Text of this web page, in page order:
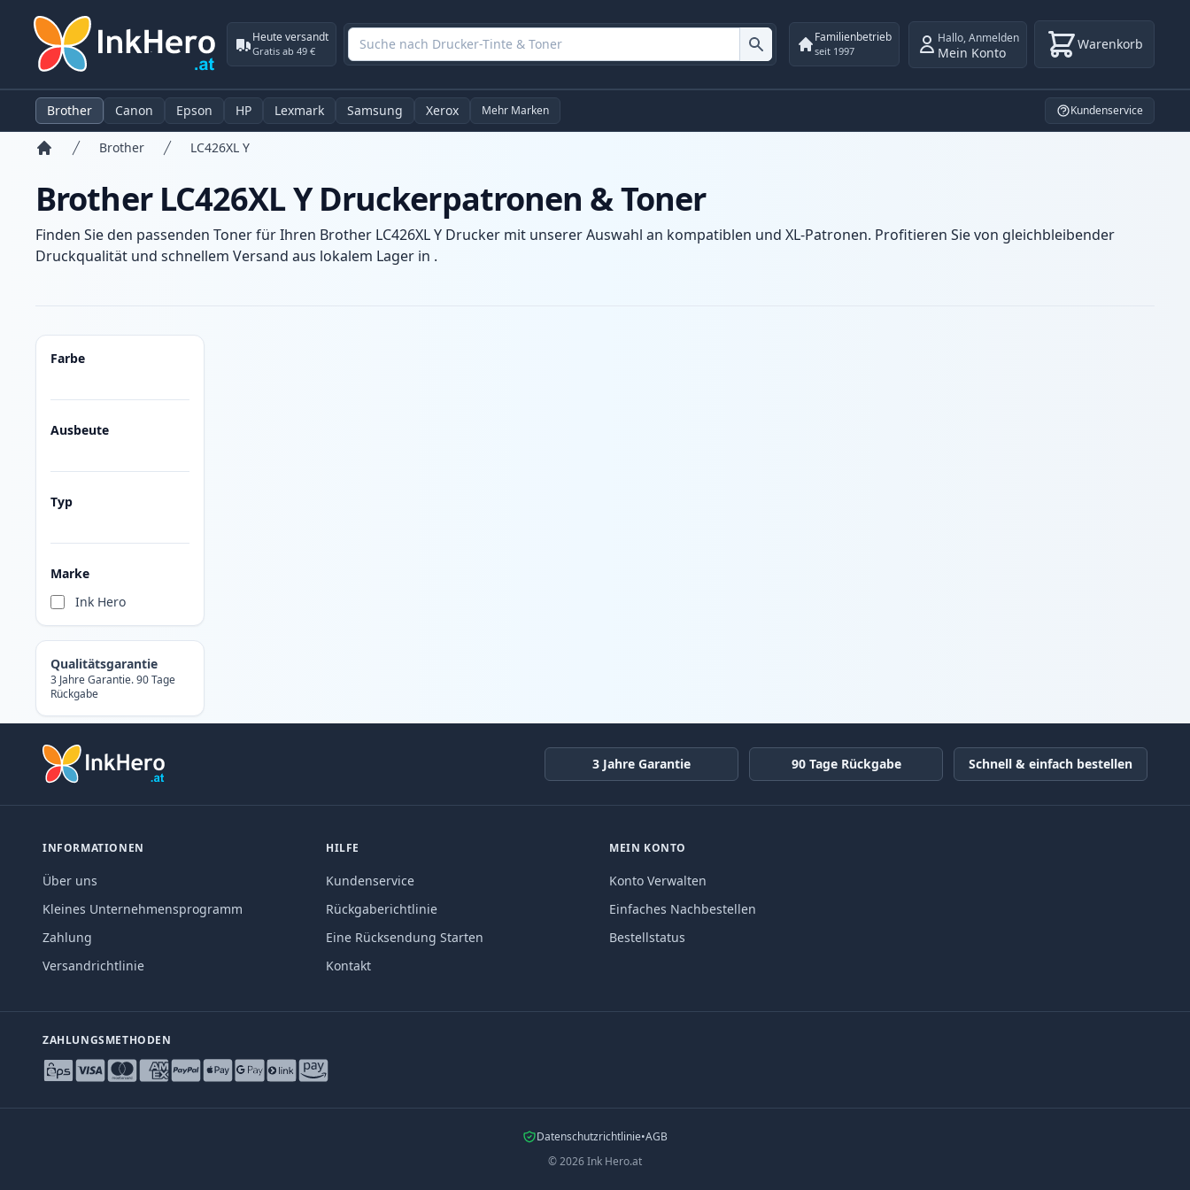
Heute versandt
Gratis ab 49 €
Familienbetrieb
seit 1997
Hallo,Anmelden
Mein Konto Warenkorb
Brother Canon Epson HP Lexmark Samsung Xerox Mehr Marken Kundenservice
Brother LC426XL Y
Brother LC426XL Y Druckerpatronen & Toner
Finden Sie den passenden Toner für Ihren Brother LC426XL Y Drucker mit unserer Auswahl an kompatiblen und XL-Patronen. Profitieren Sie von gleichbleibender
Druckqualität und schnellem Versand aus lokalem Lager in .
Farbe
Ausbeute
Typ
Marke
Ink Hero
Qualitätsgarantie
3 Jahre Garantie. 90 Tage
Rückgabe
3 Jahre Garantie 90 Tage Rückgabe Schnell & einfach bestellen
INFORMATIONEN
Über uns
Kleines Unternehmensprogramm
Zahlung
Versandrichtlinie
HILFE
Kundenservice
Rückgaberichtlinie
Eine Rücksendung Starten
Kontakt
MEIN KONTO
Konto Verwalten
Einfaches Nachbestellen
Bestellstatus
ZAHLUNGSMETHODEN
Datenschutzrichtlinie•AGB
©2026Ink Hero.at